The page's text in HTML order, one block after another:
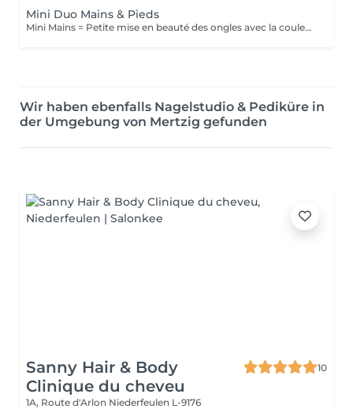
Mini Duo Mains & Pieds
Mini Mains = Petite mise en beauté des ongles avec la couleur au choix Mini Soin des Pieds = Petite mise en beauté des ongles Nettoyage doux, hydratation et pose de vernis Duo Mini Mains & Pieds Forfait complet pour mains et pieds avec vernis coloré
Wir haben ebenfalls Nagelstudio & Pediküre in
der Umgebung von Mertzig gefunden
Sanny Hair & Body
Clinique du cheveu
10
1A, Route d'Arlon Niederfeulen L-9176